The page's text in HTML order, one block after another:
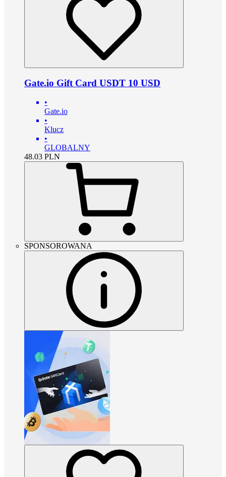
Gate.io Gift Card USDT 10 USD
•
Gate.io
•
Klucz
•
GLOBALNY
48.03 PLN
SPONSOROWANA